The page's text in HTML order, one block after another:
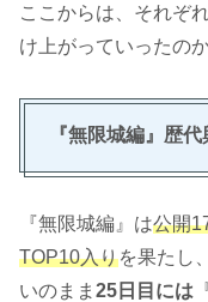
ここからは、それぞ
け上がっていったの
『無限城編』歴
『無限城編』は公開
TOP10入りを果たし
いのまま 25日目には